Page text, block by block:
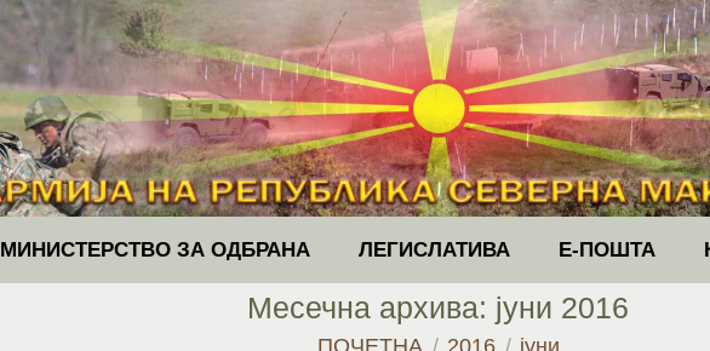
МИНИСТЕРСТВО ЗА ОДБРАНА ЛЕГИСЛАТИВА Е-ПОШТА
Месечна архива: јуни 2016
You are here: